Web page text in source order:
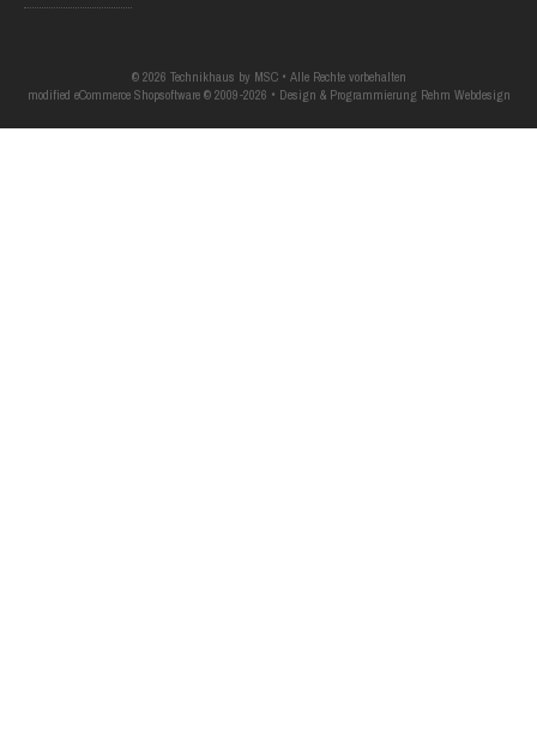
© 2026 Technikhaus by MSC • Alle Rechte vorbehalten
modified eCommerce Shopsoftware © 2009-2026 • Design & Programmierung Rehm Webdesign